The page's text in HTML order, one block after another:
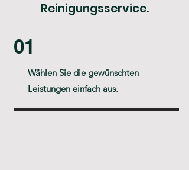
Reinigungsservice.
01
Wählen Sie die gewünschten
Leistungen einfach aus.